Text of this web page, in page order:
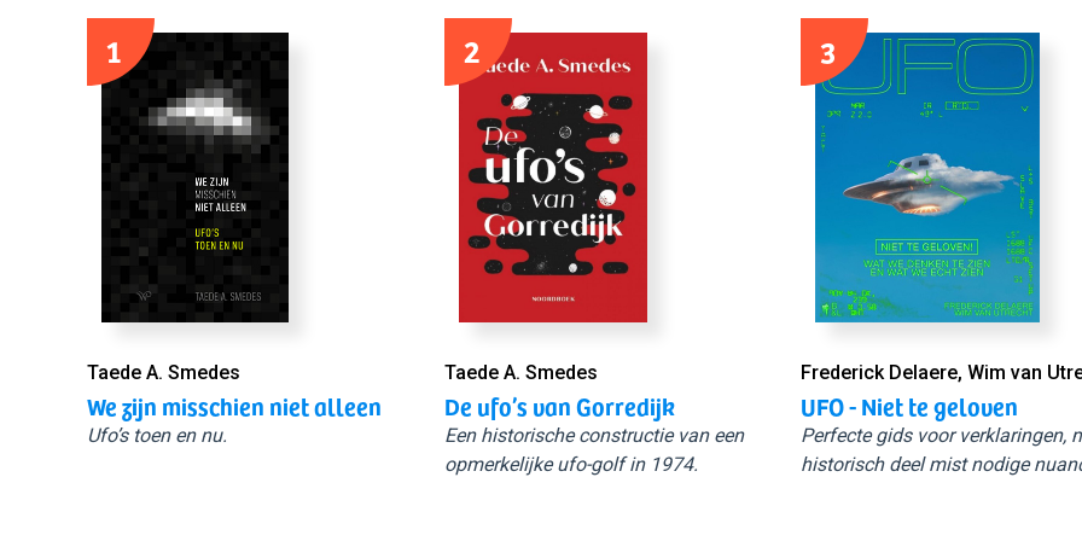
1
Taede A. Smedes
We zijn misschien niet alleen
Ufo’s toen en nu.
2
Taede A. Smedes
De ufo’s van Gorredijk
Een historische constructie van een
opmerkelijke ufo-golf in 1974.
3
Frederick Delaere, Wim van
UFO - Niet te geloven
Perfecte gids voor verklaringen,
historisch deel mist nodige